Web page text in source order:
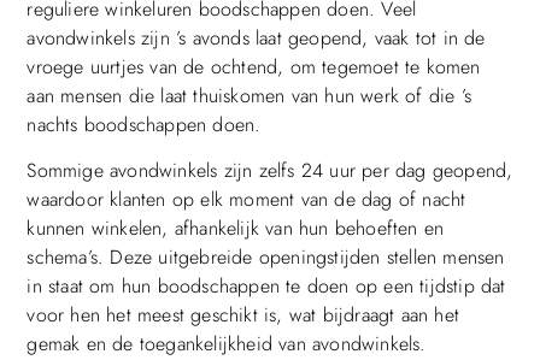
reguliere winkeluren boodschappen doen. Veel
avondwinkels zijn ’s avonds laat geopend, vaak tot in de
vroege uurtjes van de ochtend, om tegemoet te komen
aan mensen die laat thuiskomen van hun werk of die ’s
nachts boodschappen doen.
Sommige avondwinkels zijn zelfs 24 uur per dag geopend,
waardoor klanten op elk moment van de dag of nacht
kunnen winkelen, afhankelijk van hun behoeften en
schema’s. Deze uitgebreide openingstijden stellen mensen
in staat om hun boodschappen te doen op een tijdstip dat
voor hen het meest geschikt is, wat bijdraagt aan het
gemak en de toegankelijkheid van avondwinkels.